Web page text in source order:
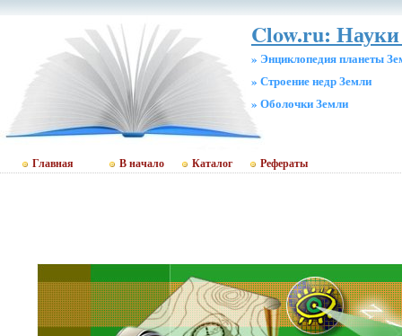
Clow.ru:
» Энциклопедия планеты
» Строение недр Земли
» Оболочки Земли
Главная В начало Каталог Рефераты